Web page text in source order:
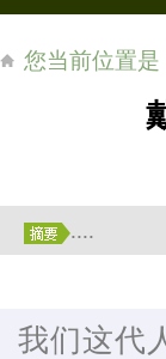
您当前位置
....
我们这代